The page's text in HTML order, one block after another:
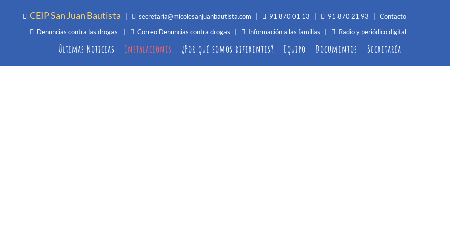
CEIP San Juan Bautista secretaria@micolesanjuanbautista.com 91 870 01 13 91 870 21 93 |Contacto
Denuncias contra las drogas
Correo Denuncias contra drogas Información a las familias Radio y periódico digital
Últimas Noticias Instalaciones ¿Por qué somos diferentes? Equipo Documentos Secretaría